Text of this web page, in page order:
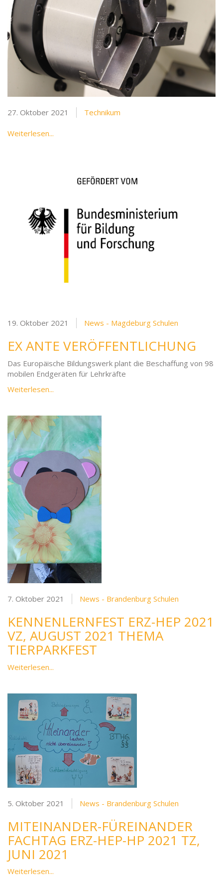
27. Oktober 2021 Technikum
Weiterlesen...
19. Oktober 2021 News - Magdeburg Schulen
EX ANTE VERÖFFENTLICHUNG
Das Europäische Bildungswerk plant die Beschaffung von 98
mobilen Endgeräten für Lehrkräfte
Weiterlesen...
7. Oktober 2021 News - Brandenburg Schulen
KENNENLERNFEST ERZ-HEP 2021
VZ, AUGUST 2021 THEMA
TIERPARKFEST
Weiterlesen...
5. Oktober 2021 News - Brandenburg Schulen
MITEINANDER-FÜREINANDER
FACHTAG ERZ-HEP-HP 2021 TZ,
JUNI 2021
Weiterlesen...